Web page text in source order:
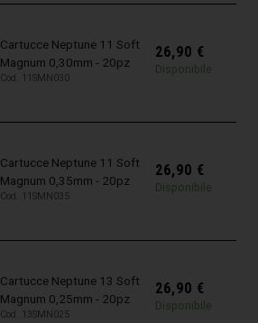
Cartucce Neptune 11 Soft
Magnum 0,30mm - 20pz
Cod. 11SMN030
26,90 €
Disponibile
Cartucce Neptune 11 Soft
Magnum 0,35mm - 20pz
Cod. 11SMN035
26,90 €
Disponibile
Cartucce Neptune 13 Soft
Magnum 0,25mm - 20pz
Cod. 13SMN025
26,90 €
Disponibile